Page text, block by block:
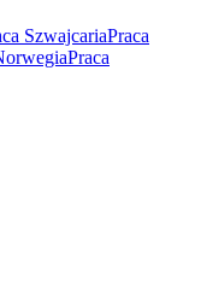
SzwajcariaPraca
Praca